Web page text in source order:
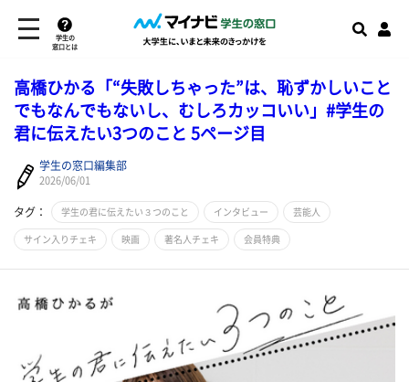
学生の
窓口とは
高橋ひかる「“失敗しちゃった”は、恥ずかしいこと
でもなんでもないし、むしろカッコいい」#学生の
君に伝えたい3つのこと 5ページ目
学生の窓口編集部
2026/06/01
タグ： 学生の君に伝えたい３つのこと インタビュー 芸能人
サイン入りチェキ 映画 著名人チェキ 会員特典